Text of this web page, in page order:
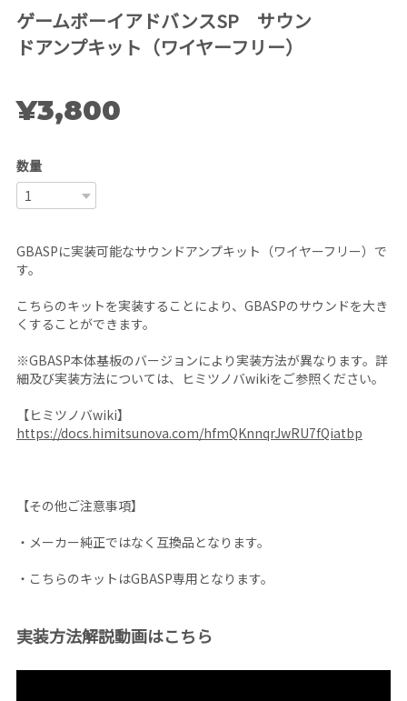
ゲームボーイアドバンスSP サウン
ドアンプキット（ワイヤーフリー）
¥3,800
数量
GBASPに実装可能なサウンドアンプキット（ワイヤーフリー）で
す。
こちらのキットを実装することにより、GBASPのサウンドを大き
くすることができます。
※GBASP本体基板のバージョンにより実装方法が異なります。詳
細及び実装方法については、ヒミツノバwikiをご参照ください。
【ヒミツノバwiki】
https://docs.himitsunova.com/hfmQKnnqrJwRU7fQiatbp
【その他ご注意事項】
・メーカー純正ではなく互換品となります。
・こちらのキットはGBASP専用となります。
実装方法解説動画はこちら